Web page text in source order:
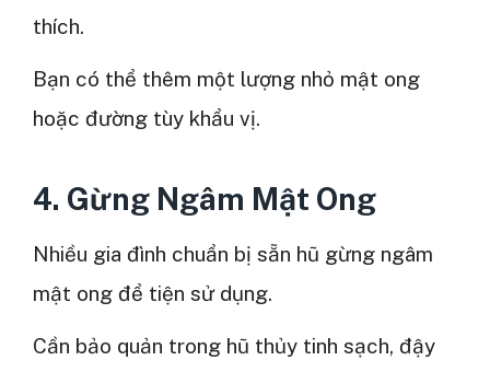
thích.
Bạn có thể thêm một lượng nhỏ mật ong
hoặc đường tùy khẩu vị.
4. Gừng Ngâm Mật Ong
Nhiều gia đình chuẩn bị sẵn hũ gừng ngâm
mật ong để tiện sử dụng.
Cần bảo quản trong hũ thủy tinh sạch, đậy